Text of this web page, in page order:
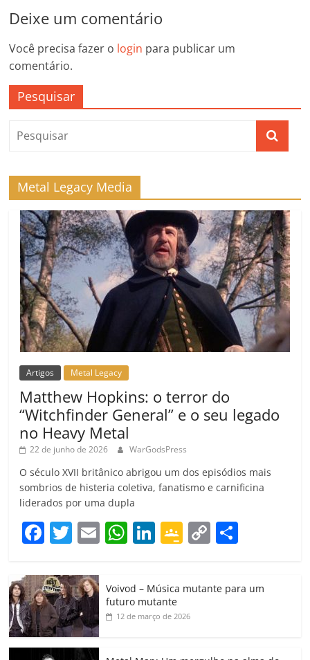
Deixe um comentário
Você precisa fazer o login para publicar um
comentário.
Pesquisar
Metal Legacy Media
Artigos Metal Legacy
Matthew Hopkins: o terror do
“Witchfinder General” e o seu legado
no Heavy Metal
22 de junho de 2026 WarGodsPress
O século XVII britânico abrigou um dos episódios mais
sombrios de histeria coletiva, fanatismo e carnificina
liderados por uma dupla
F
c
e
b
o
T
itt
er
E
ai
W
at
s
A
Li
k
e
dI
G
gl
e
C
y p
Voivod – Música mutante para um
futuro mutante
12 de março de 2026